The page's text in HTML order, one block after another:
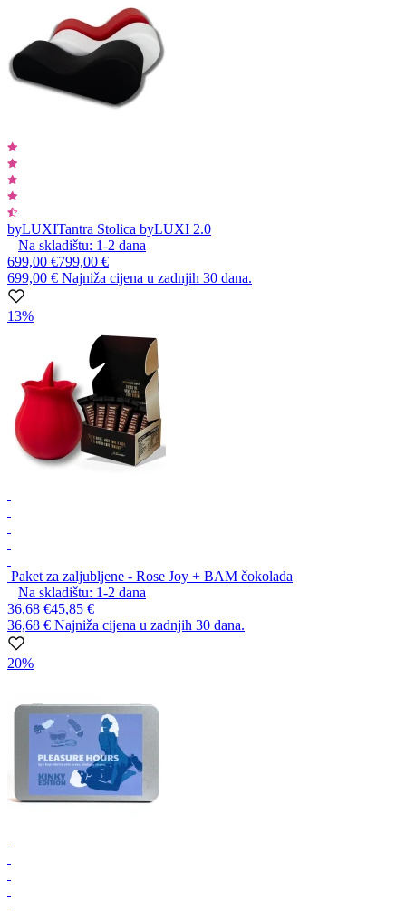
byLUXITantra Stolica byLUXI 2.0
Na skladištu: 1-2 dana
699,00 €799,00 €
699,00 € Najniža cijena u zadnjih 30 dana.
13%
Paket za zaljubljene - Rose Joy + BAM čokolada
Na skladištu: 1-2 dana
36,68 €45,85 €
36,68 € Najniža cijena u zadnjih 30 dana.
20%